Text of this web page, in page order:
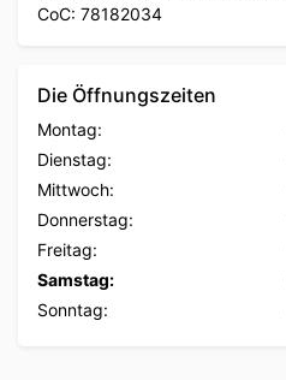
CoC: 78182034
Die Öffnungszeiten
Montag:
Dienstag:
Mittwoch:
Donnerstag:
Freitag:
Samstag:
Sonntag: